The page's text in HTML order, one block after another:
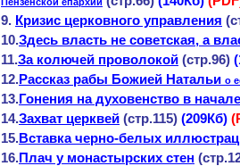
9. Кризис церковного управления
10.Здесь власть не советская, а
11.За колючей проволокой (стр.96)
12.Рассказ рабы Божией Натальи о
13.Гонения на духовенство в
14.Захват церквей (стр.115) (209Кб) (
15.Вставка черно-белых
16.Плач у монастырских стен